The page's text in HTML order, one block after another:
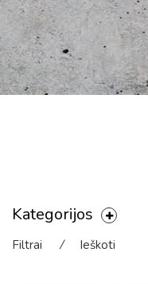
Kategorijos
Filtrai ⁄ Ieškoti